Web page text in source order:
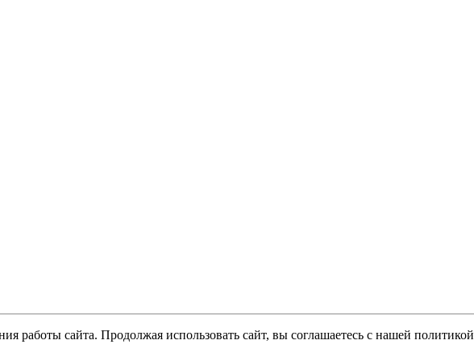
работы сайта. Продолжая использовать сайт, вы соглашаетесь с нашей политикой